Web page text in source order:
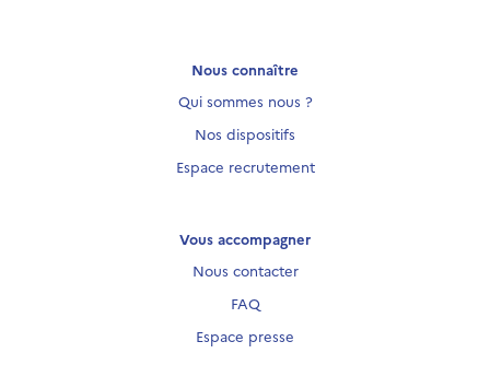
Nous connaître
Qui sommes nous ?
Nos dispositifs
Espace recrutement
Vous accompagner
Nous contacter
FAQ
Espace presse